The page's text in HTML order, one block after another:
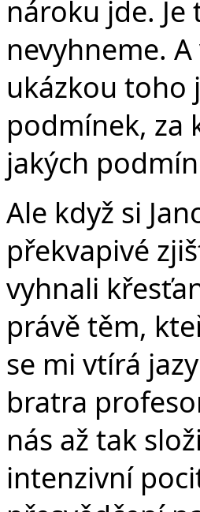
nároku jde.
nevyhneme.
ukázkou toho
podmínek, za
jakých
Ale když si
překvapivé
vyhnali
právě těm,
se mi vtírá
bratra
nás až tak
intenzivní